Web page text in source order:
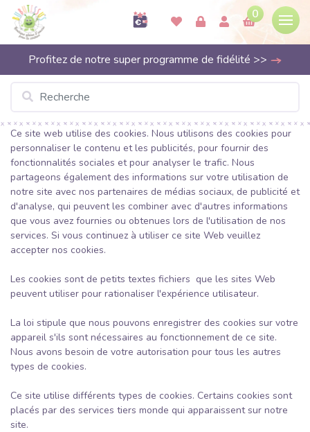
0
Profitez de notre super programme de fidélité >>
Ce site web utilise des cookies. Nous utilisons des cookies pour
personnaliser le contenu et les publicités, pour fournir des
fonctionnalités sociales et pour analyser le trafic. Nous
partageons également des informations sur votre utilisation de
notre site avec nos partenaires de médias sociaux, de publicité et
d'analyse, qui peuvent les combiner avec d'autres informations
que vous avez fournies ou obtenues lors de l'utilisation de nos
services. Si vous continuez à utiliser ce site Web veuillez
accepter nos cookies.
Les cookies sont de petits textes fichiers que les sites Web
peuvent utiliser pour rationaliser l'expérience utilisateur.
La loi stipule que nous pouvons enregistrer des cookies sur votre
appareil s'ils sont nécessaires au fonctionnement de ce site.
Nous avons besoin de votre autorisation pour tous les autres
types de cookies.
Ce site utilise différents types de cookies. Certains cookies sont
placés par des services tiers monde qui apparaissent sur notre
site.